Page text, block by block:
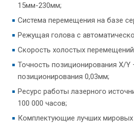
15мм-230мм;
Система перемещения на базе
Режущая голова с
Скорость холостых
Точность позиционирования X/Y
позиционирования 0,03мм;
Ресурс работы лазерного
100 000 часов;
Комплектующие лучших мировых